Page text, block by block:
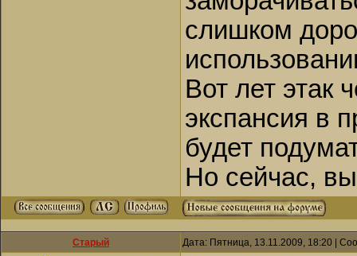
слишком
Вот лет этак
экспансия в
будет
Но сейчас,
Старый Дата: Пятница, 13.11.2009, 18:20 |